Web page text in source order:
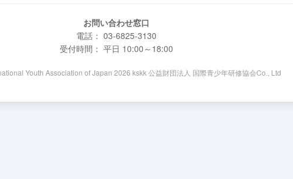
お問い合わせ窓口
電話： 03-6825-3130
受付時間： 平日 10:00～18:00
Youth Association of Japan 2026 kskk 公益財団法人 国際青少年研修協会Co., Ltd